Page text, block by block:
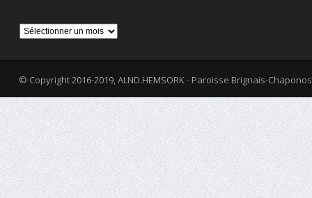
Archives
© Copyright 2016-2019, ALND.HEMSORK - Paroisse Brignais-